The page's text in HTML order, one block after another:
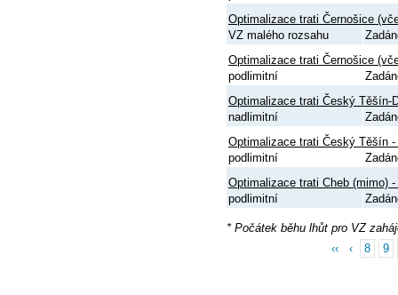
Optimalizace trati Černošice
VZ malého rozsahu
Optimalizace trati Černošice
podlimitní
Optimalizace trati Český Těšín-
nadlimitní
Optimalizace trati Český Těšín -
podlimitní
Optimalizace trati Cheb (mimo)
podlimitní
* Počátek běhu lhůt pro VZ
‹‹
‹ 8 9